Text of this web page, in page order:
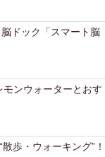
ドック「スマート脳
ンウォーターとおす
歩・ウォーキング”！